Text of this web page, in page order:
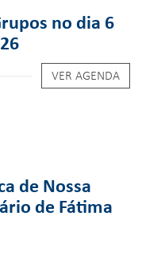
no dia 6
VER AGENDA
de Nossa
de Fátima